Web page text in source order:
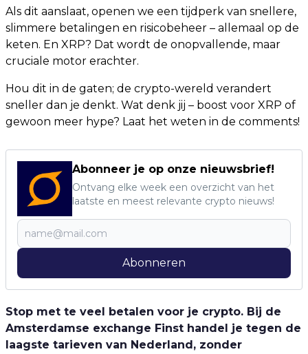
Als dit aanslaat, openen we een tijdperk van snellere,
slimmere betalingen en risicobeheer – allemaal op de
keten. En XRP? Dat wordt de onopvallende, maar
cruciale motor erachter.
Hou dit in de gaten; de crypto-wereld verandert
sneller dan je denkt. Wat denk jij – boost voor XRP of
gewoon meer hype? Laat het weten in de comments!
Abonneer je op onze nieuwsbrief!
Ontvang elke week een overzicht van het
laatste en meest relevante crypto nieuws!
Abonneren
Stop met te veel betalen voor je crypto. Bij de
Amsterdamse exchange Finst handel je tegen de
laagste tarieven van Nederland, zonder